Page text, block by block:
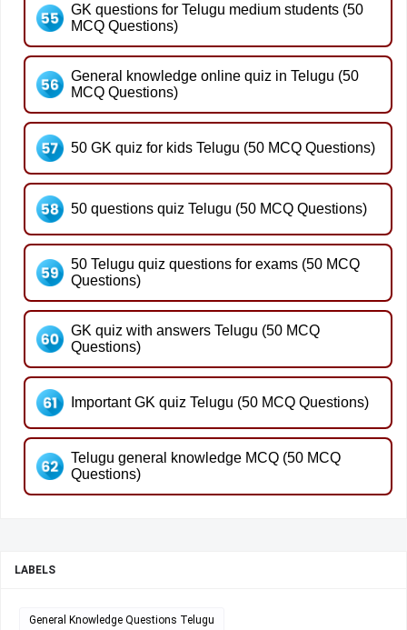
GK questions for Telugu medium students (50
MCQ Questions)
General knowledge online quiz in Telugu (50
MCQ Questions)
50 GK quiz for kids Telugu (50 MCQ Questions)
50 questions quiz Telugu (50 MCQ Questions)
50 Telugu quiz questions for exams (50 MCQ
Questions)
GK quiz with answers Telugu (50 MCQ
Questions)
Important GK quiz Telugu (50 MCQ Questions)
Telugu general knowledge MCQ (50 MCQ
Questions)
LABELS
General Knowledge Questions Telugu